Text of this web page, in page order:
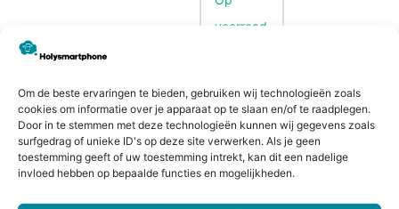
Om de beste ervaringen te bieden, gebruiken wij technologieën zoals
cookies om informatie over je apparaat op te slaan en/of te raadplegen.
Door in te stemmen met deze technologieën kunnen wij gegevens zoals
surfgedrag of unieke ID's op deze site verwerken. Als je geen
toestemming geeft of uw toestemming intrekt, kan dit een nadelige
invloed hebben op bepaalde functies en mogelijkheden.
CONTACTGEGEVENS
Heiligeweg 43A
1561 DE, Krommenie
075 641 5169